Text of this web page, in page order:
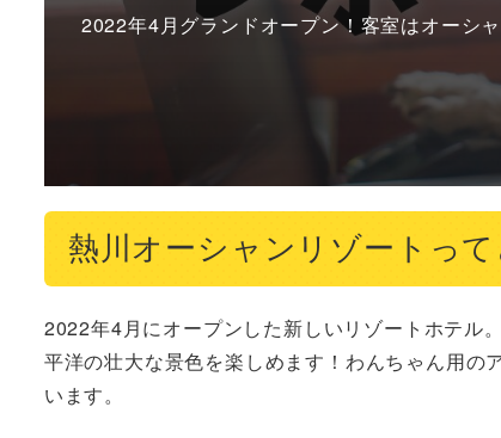
2022年4月グランドオープン！客室はオーシ
熱川オーシャンリゾートって
2022年4月にオープンした新しいリゾートホテル
平洋の壮大な景色を楽しめます！わんちゃん用の
います。